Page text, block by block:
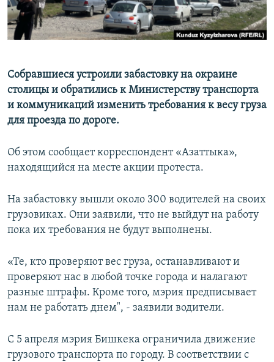
Собравшиеся устроили забастовку на окраине
столицы и обратились к Министерству транспорта
и коммуникаций изменить требования к весу груза
для проезда по дороге.
Об этом сообщает корреспондент «Азаттыка»,
находящийся на месте акции протеста.
На забастовку вышли около 300 водителей на своих
грузовиках. Они заявили, что не выйдут на работу
пока их требования не будут выполнены.
«Те, кто проверяют вес груза, останавливают и
проверяют нас в любой точке города и налагают
разные штрафы. Кроме того, мэрия предписывает
нам не работать днем", - заявили водители.
С 5 апреля мэрия Бишкека ограничила движение
грузового транспорта по городу. В соответствии с